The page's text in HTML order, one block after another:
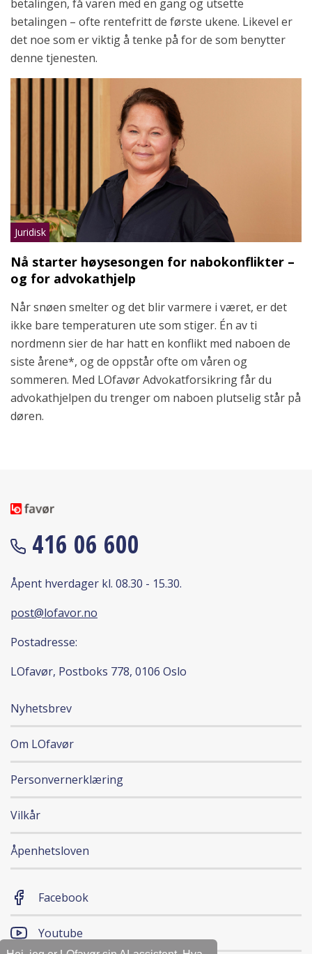
betalingen, få varen med en gang og utsette
betalingen – ofte rentefritt de første ukene. Likevel er
det noe som er viktig å tenke på for de som benytter
denne tjenesten.
Juridisk
Nå starter høysesongen for nabokonflikter –
og for advokathjelp
Når snøen smelter og det blir varmere i været, er det
ikke bare temperaturen ute som stiger. Én av ti
nordmenn sier de har hatt en konflikt med naboen de
siste årene*, og de oppstår ofte om våren og
sommeren. Med LOfavør Advokatforsikring får du
advokathjelpen du trenger om naboen plutselig står på
døren.
416 06 600
Åpent hverdager kl. 08.30 - 15.30.
post@lofavor.no
Postadresse:
LOfavør, Postboks 778, 0106 Oslo
Nyhetsbrev
Om LOfavør
Personvernerklæring
Vilkår
Åpenhetsloven
Facebook
Youtube